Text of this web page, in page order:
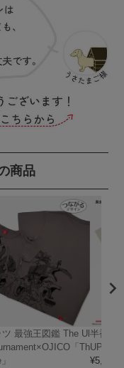
商品
最強王図鑑 The Ul
「Th
半袖T
UPER
¥5,720